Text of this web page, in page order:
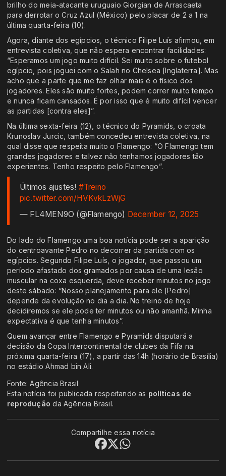
brilho do meia-atacante uruguaio Giorgian de Arrascaeta
para derrotar o Cruz Azul (México) pelo placar de 2 a 1 na
última quarta-feira (10).
Agora, diante dos egípcios, o técnico Filipe Luís afirmou, em
entrevista coletiva, que não espera encontrar facilidades:
“Esperamos um jogo muito difícil. Sei muito sobre o futebol
egípcio, pois joguei com o Salah no Chelsea [Inglaterra]. Mas
acho que a parte que me faz olhar mais é o físico dos
jogadores. Eles são muito fortes, podem correr muito tempo
e nunca ficam cansados. É por isso que é muito difícil vencer
as partidas [contra eles]”.
Na última sexta-feira (12), o técnico do Pyramids, o croata
Krunoslav Jurcic, também concedeu entrevista coletiva, na
qual disse que respeita muito o Flamengo: “O Flamengo tem
grandes jogadores e talvez não tenhamos jogadores tão
experientes. Tenho respeito pelo Flamengo”.
Últimos ajustes! #Treino
pic.twitter.com/HVKvkLzWjG
— FL4MEN9O (@Flamengo) December 12, 2025
Do lado do Flamengo uma boa notícia pode ser a aparição
do centroavante Pedro no decorrer da partida com os
egípcios. Segundo Filipe Luís, o jogador, que passou um
período afastado dos gramados por causa de uma lesão
muscular na coxa esquerda, deve receber minutos no jogo
deste sábado: “Nosso planejamento para ele [Pedro]
depende da evolução no dia a dia. No treino de hoje
decidiremos se ele pode ter minutos ou não amanhã. Minha
expectativa é que tenha minutos”.
Quem avançar entre Flamengo e Pyramids disputará a
decisão da Copa Intercontinental de clubes da Fifa na
próxima quarta-feira (17), a partir das 14h (horário de Brasília)
no estádio Ahmad bin Ali.
Fonte: Agência Brasil
Esta notícia foi publicada respeitando as políticas de
reprodução da Agência Brasil.
Compartilhe essa notícia